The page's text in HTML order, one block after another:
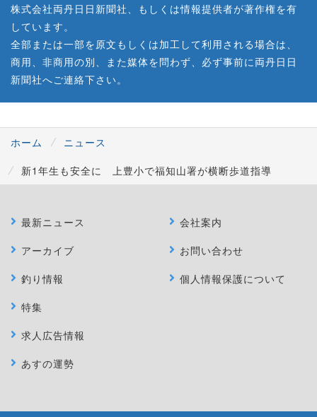
株式会社両丹日日新聞社、もしくは情報提供者が著作権を有
しています。
全部または一部を原文もしくは加工して利用される場合は、
商用、非商用の別、また媒体を問わず、必ず事前に両丹日日
新聞社へご連絡下さい。
ホーム
ニュース
新1年生も安全に 上豊小で福知山署が横断歩道指導
最新ニュース
アーカイブ
釣り情報
特集
求人広告情報
あすの運勢
会社案内
お問い合わせ
個人情報保護について